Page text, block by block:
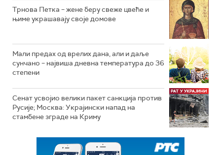
Трнова Петка – жене беру свеже цвеће и
њиме украшавају своје домове
Мали предах од врелих дана, али и даље
сунчано – највиша дневна температура до 36
степени
Сенат усвојио велики пакет санкција против
Русије; Москва: Украјински напад на
стамбене зграде на Криму